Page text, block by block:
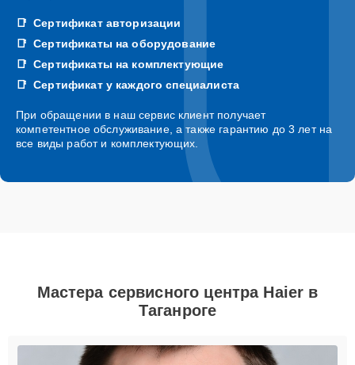
Сертификат авторизации
Сертификаты на оборудование
Сертификаты на комплектующие
Сертификат у каждого специалиста
При обращении в наш сервис клиент получает
компетентное обслуживание, а также гарантию до 3 лет на
все виды работ и комплектующих.
Мастера сервисного центра Haier в
Таганроге